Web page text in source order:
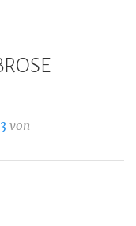
von